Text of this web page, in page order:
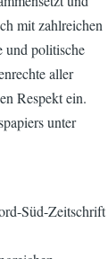
mit zahlreichen
und politische
aller
Respekt ein.
unter
Süd-Zeitschrift